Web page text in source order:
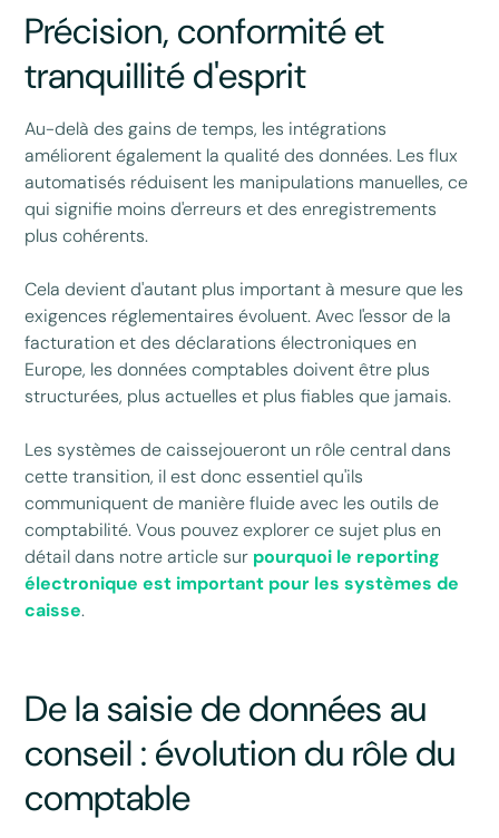
Précision, conformité et
tranquillité d'esprit
Au-delà des gains de temps, les intégrations
améliorent également la qualité des données. Les flux
automatisés réduisent les manipulations manuelles, ce
qui signifie moins d'erreurs et des enregistrements
plus cohérents.
Cela devient d'autant plus important à mesure que les
exigences réglementaires évoluent. Avec l'essor de la
facturation et des déclarations électroniques en
Europe, les données comptables doivent être plus
structurées, plus actuelles et plus fiables que jamais.
Les systèmes de caissejoueront un rôle central dans
cette transition, il est donc essentiel qu'ils
communiquent de manière fluide avec les outils de
comptabilité. Vous pouvez explorer ce sujet plus en
détail dans notre article sur pourquoi le reporting
électronique est important pour les systèmes de
caisse.
De la saisie de données au
conseil : évolution du rôle du
comptable